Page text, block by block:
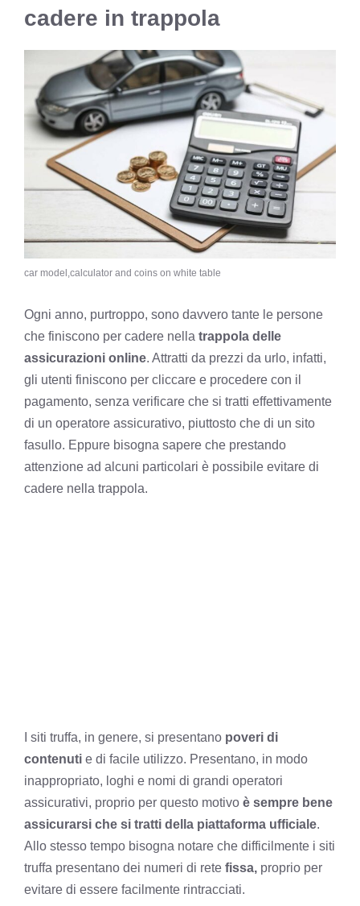
cadere in trappola
car model,calculator and coins on white table
Ogni anno, purtroppo, sono davvero tante le persone
che finiscono per cadere nella trappola delle
assicurazioni online. Attratti da prezzi da urlo, infatti,
gli utenti finiscono per cliccare e procedere con il
pagamento, senza verificare che si tratti effettivamente
di un operatore assicurativo, piuttosto che di un sito
fasullo. Eppure bisogna sapere che prestando
attenzione ad alcuni particolari è possibile evitare di
cadere nella trappola.
I siti truffa, in genere, si presentano poveri di
contenuti e di facile utilizzo. Presentano, in modo
inappropriato, loghi e nomi di grandi operatori
assicurativi, proprio per questo motivo è sempre bene
assicurarsi che si tratti della piattaforma ufficiale.
Allo stesso tempo bisogna notare che difficilmente i siti
truffa presentano dei numeri di rete fissa, proprio per
evitare di essere facilmente rintracciati.